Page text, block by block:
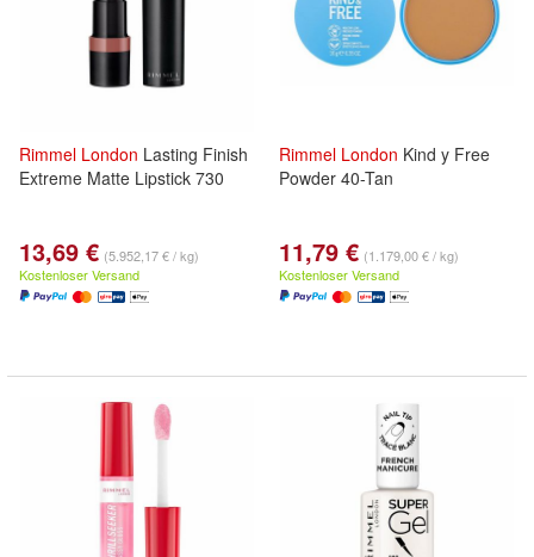
Rimmel London Lasting Finish
Extreme Matte Lipstick 730
13,69 € (5.952,17 € / kg)
Kostenloser Versand
Rimmel London Kind y Free
Powder 40-Tan
11,79 € (1.179,00 € / kg)
Kostenloser Versand